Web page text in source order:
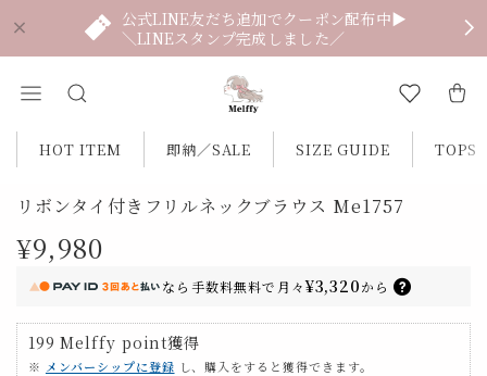
公式LINE友だち追加でクーポン配布中▶
＼LINEスタンプ完成しました／
HOT ITEM 即納／SALE SIZE GUIDE TOPS
リボンタイ付きフリルネックブラウス Me1757
¥9,980
なら 手数料無料で 月々¥3,320から
199 Melffy point獲得
※ メンバーシップに登録 し、購入をすると獲得できます。